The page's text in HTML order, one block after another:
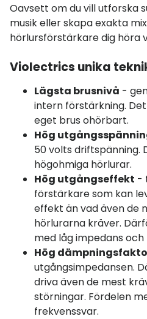
Oavsett om du vill utforska
musik eller skapa exakta
hörlursförstärkare dig höra
Violectrics unika
Lägsta brusnivå -
intern förstärkning.
eget brus ohörbart.
Hög
50 volts driftspänning.
högohmiga hörlurar.
Hög utgångseffekt -
förstärkare som kan
effekt än vad även de
hörlurarna kräver.
med låg impedans
Hög
utgångsimpedansen.
driva även de mest
störningar. Fördelen
frekvenssvar.